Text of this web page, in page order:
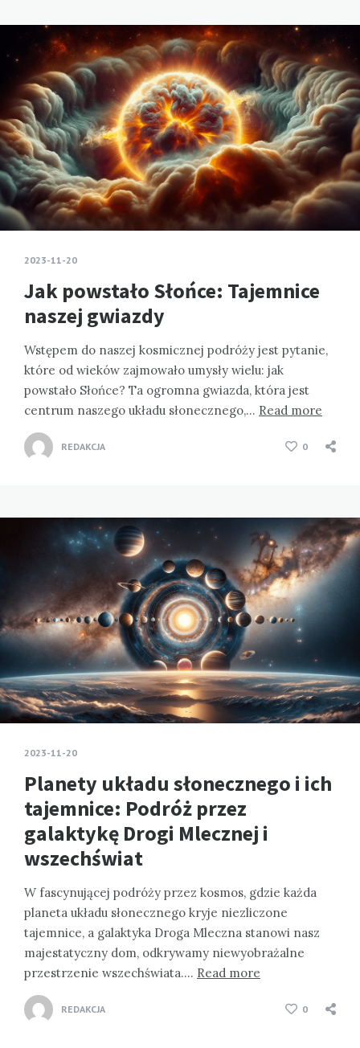
2023-11-20
Jak powstało Słońce: Tajemnice
naszej gwiazdy
Wstępem do naszej kosmicznej podróży jest pytanie,
które od wieków zajmowało umysły wielu: jak
powstało Słońce? Ta ogromna gwiazda, która jest
centrum naszego układu słonecznego,… Read more
REDAKCJA 0
2023-11-20
Planety układu słonecznego i ich
tajemnice: Podróż przez
galaktykę Drogi Mlecznej i
wszechświat
W fascynującej podróży przez kosmos, gdzie każda
planeta układu słonecznego kryje niezliczone
tajemnice, a galaktyka Droga Mleczna stanowi nasz
majestatyczny dom, odkrywamy niewyobrażalne
przestrzenie wszechświata…. Read more
REDAKCJA 0